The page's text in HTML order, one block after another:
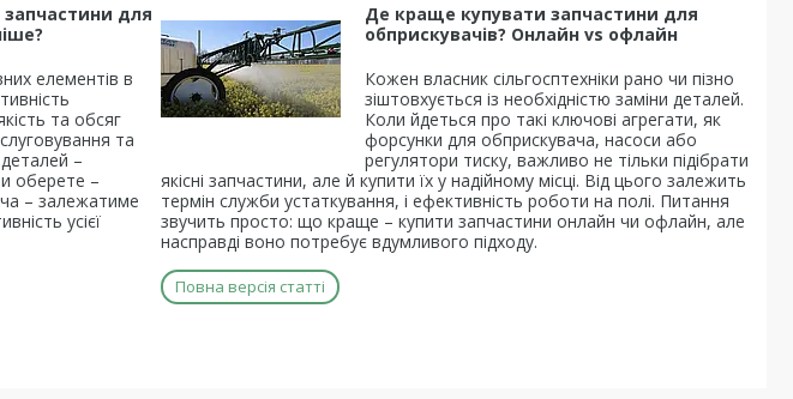
запчастини для
елементів в
та обсяг
та
–
оберете –
– залежатиме
усієї
Де краще купувати запчастини для
обприскувачів? Онлайн vs офлайн
Кожен власник сільгосптехніки рано чи пізно
зіштовхується із необхідністю заміни деталей.
Коли йдеться про такі ключові агрегати, як
форсунки для обприскувача, насоси або
регулятори тиску, важливо не тільки підібрати
якісні запчастини, але й купити їх у надійному місці. Від цього залежить
термін служби устаткування, і ефективність роботи на полі. Питання
звучить просто: що краще – купити запчастини онлайн чи офлайн, але
насправді воно потребує вдумливого підходу.
Повна версія статті